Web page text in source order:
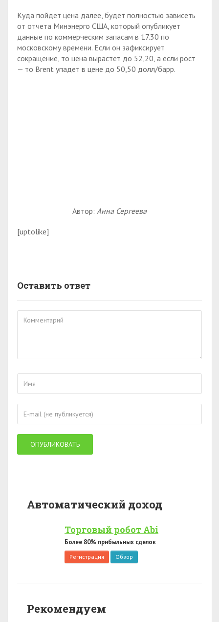
Куда пойдет цена далее, будет полностью зависеть
от отчета Минэнерго США, который опубликует
данные по коммерческим запасам в 17.30 по
московскому времени. Если он зафиксирует
сокращение, то цена вырастет до 52,20, а если рост
— то Brent упадет в цене до 50,50 долл/барр.
Автор: Анна Сергеева
[uptolike]
Оставить ответ
Автоматический доход
Торговый робот Abi
Более 80% прибыльных сделок
Регистрация Обзор
Рекомендуем